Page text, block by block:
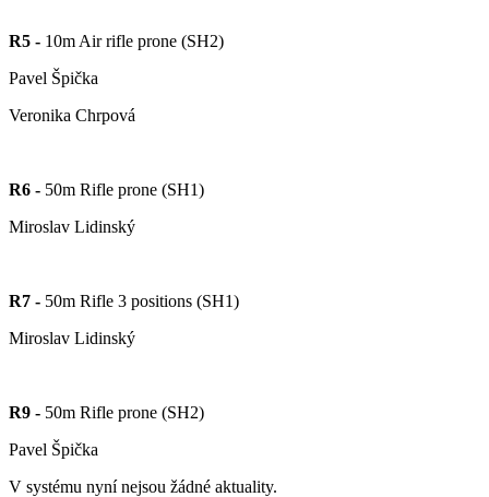
R5 - 10m Air rifle prone (SH2)
Pavel Špička
Veronika Chrpová
R6 - 50m Rifle prone (SH1)
Miroslav Lidinský
R7 - 50m Rifle 3 positions (SH1)
Miroslav Lidinský
R9 - 50m Rifle prone (SH2)
Pavel Špička
V systému nyní nejsou žádné aktuality.